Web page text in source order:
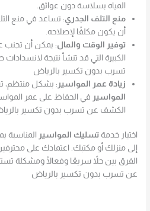
المياه بسلاسة دون عوائق.
منع التلف الجدري: تساعد في منع
أن يكون مكلفًا لإصلاحه.
توفير الوقت والمال: يمكن أن تجنب
الكبيرة التي قد تنشأ نتيجة
تسرب بدون تكسير بالرياض
زيادة عمر المواسير : بشكل منتظم،
المواسير في الحفاظ على عمر
الكشف عن تسرب بدون تكسير
اختيار خدمةتسليك المواسير
المناسبة
إلى منزلك أو مكتبك. اعتمادك على
الفرق بين حلاً سريعًا وفعالًا ومشكلة
عن تسرب بدون تكسير بالرياض